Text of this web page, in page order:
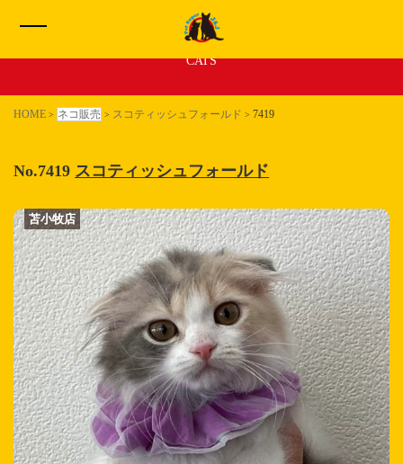
わたしたちについて
サービス
お問い合わせ
新着 子猫ちゃん
CATS
HOME > ネコ販売 > スコティッシュフォールド > 7419
No.7419 スコティッシュフォールド
苫小牧店
苫小牧店